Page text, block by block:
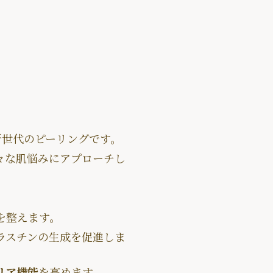
代のピーリングです。
な肌悩みにアプローチし
えます。
チンの生成を促進しま